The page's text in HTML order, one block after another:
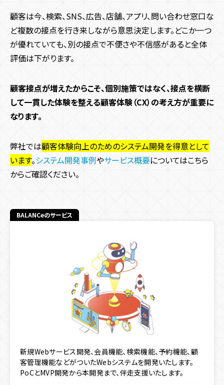
顧客は今、検索、SNS、広告、店舗、アプリ、問い合わせ窓口な
ど複数の接点を行き来しながら意思決定します。どこか一つ
が優れていても、別の接点で不便さや不信感があると全体
評価は下がります。
顧客接点が増えたからこそ、個別施策ではなく、接点を横断
して一貫した体験を整える顧客体験（CX）の考え方が重要に
なります。
弊社では顧客体験向上のためのシステム開発を得意として
います。システム開発事例やサービス概要についてはこちら
からご確認ください。
BALANCeのサービス
新規Webサービス開発、会員機能、検索機能、予約機能、顧
客管理機能などがついたWebシステムを開発いたします。
PoCとMVP開発から本開発まで、伴走支援いたします。